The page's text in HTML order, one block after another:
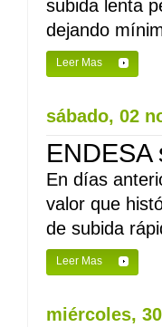
subida lenta
dejando
Leer Mas
sábado, 02
En días
valor que
de subida
Leer Mas
miércoles,